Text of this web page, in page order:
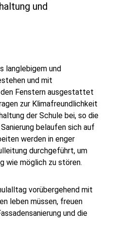
und
langlebigem und
und mit
Fenstern ausgestattet
zur Klimafreundlichkeit
der Schule bei, so die
belaufen sich auf
werden in enger
durchgeführt, um
wie möglich zu stören.
vorübergehend mit
leben müssen, freuen
und die